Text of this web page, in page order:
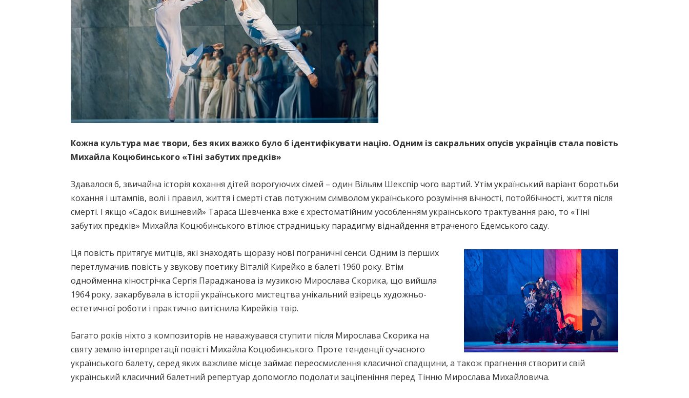
Кожна культура має твори, без яких важко було б ідентифікувати націю. Одним із сакральних опусів українців стала повість
Михайла Коцюбинського «Тіні забутих предків»
Здавалося б, звичайна історія кохання дітей ворогуючих сімей – один Вільям Шекспір чого вартий. Утім український варіант боротьби
кохання і штампів, волі і правил, життя і смерті став потужним символом українського розуміння вічності, потойбічності, життя після
смерті. І якщо «Садок вишневий» Тараса Шевченка вже є хрестоматійним уособленням українського трактування раю, то «Тіні
забутих предків» Михайла Коцюбинського втілює страдницьку парадигму віднайдення втраченого Едемського саду.
Ця повість притягує митців, які знаходять щоразу нові пограничні сенси. Одним із перших
перетлумачив повість у звукову поетику Віталій Кирейко в балеті 1960 року. Втім
однойменна кінострічка Сергія Параджанова із музикою Мирослава Скорика, що вийшла
1964 року, закарбувала в історії українського мистецтва унікальний взірець художньо-
естетичної роботи і практично витіснила Кирейків твір.
Багато років ніхто з композиторів не наважувався ступити після Мирослава Скорика на
святу землю інтерпретації повісті Михайла Коцюбинського. Проте тенденції сучасного
українського балету, серед яких важливе місце займає переосмислення класичної спадщини, а також прагнення створити свій
український класичний балетний репертуар допомогло подолати заціпеніння перед Тінню Мирослава Михайловича.